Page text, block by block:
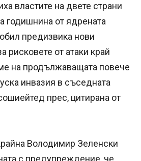
властите на двете страни
годишнина от ядрената
предизвика нови
рисковете от атаки край
на продължаващата повече
инвазия в съседната
прес, цитирана от
Володимир Зеленски